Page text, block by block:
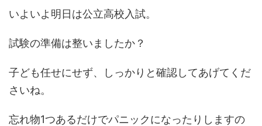
いよいよ明日は公立高校入試。
試験の準備は整いましたか？
子ども任せにせず、しっかりと確認してあげてくだ
さいね。
忘れ物1つあるだけでパニックになったりしますの